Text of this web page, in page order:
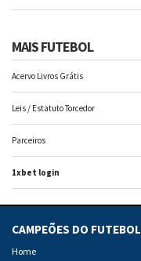
MAIS FUTEBOL
Acervo Livros Grátis
Leis / Estatuto Torcedor
Parceiros
1xbet login
CAMPEÕES DO FUTEBOL
Home